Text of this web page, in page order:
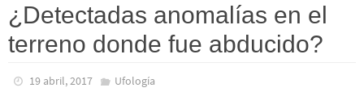
¿Detectadas anomalías en el
terreno donde fue abducido?
19 abril, 2017 Ufología